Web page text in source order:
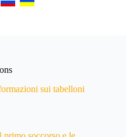
sui tabelloni